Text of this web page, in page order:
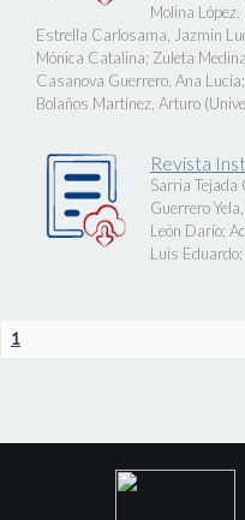
Molina
Estrella Carlosama, Jazmin
Mónica Catalina; Zuleta
Casanova Guerrero, Ana Lucía;
Bolaños Martínez, Arturo (
Revista
Sarria
Guerrero
León Darío;
Luis Eduardo;
1